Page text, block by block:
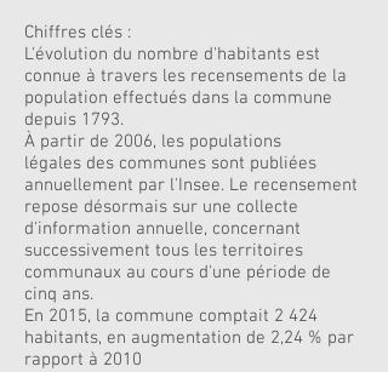
Chiffres clés :
L'évolution du nombre d'habitants est
connue à travers les recensements de la
population effectués dans la commune
depuis 1793.
À partir de 2006, les populations
légales des communes sont publiées
annuellement par l'Insee. Le recensement
repose désormais sur une collecte
d'information annuelle, concernant
successivement tous les territoires
communaux au cours d'une période de
cinq ans.
En 2015, la commune comptait 2 424
habitants, en augmentation de 2,24 % par
rapport à 2010